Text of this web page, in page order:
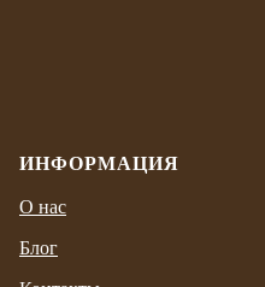
ИНФОРМАЦИЯ
О нас
Блог